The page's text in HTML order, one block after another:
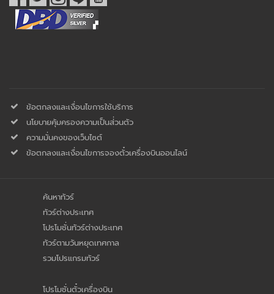
ข้อตกลงและเงื่อนไขการใช้บริการ
นโยบายคุ้มครองความเป็นส่่วนตัว
ความมั่นคงของเว็บไซต์
ข้อตกลงและเงื่อนไขการจองตั๋วเครื่องบินออนไลน์
ค้นหาทัวร์
ทัวร์ต่างประเทศ
โปรโมชั่นทัวร์ต่างประเทศ
ทัวร์ตามวันหยุดเทศกาล
รวมโปรแกรมทัวร์
โปรโมชั่นตั๋วเครื่องบิน